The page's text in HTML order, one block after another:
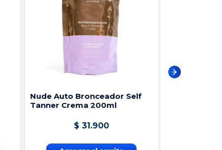
Nude Auto Bronceador Self
Tanner Crema 200ml
$ 31.900